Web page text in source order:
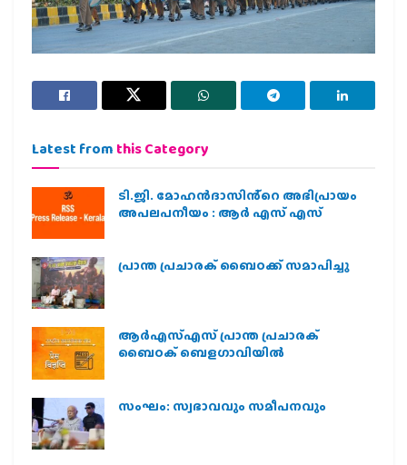
Latest from this Category
ടി.ജി. മോഹൻദാസിൻ്റെ അഭിപ്രായം
അപലപനീയം : ആർ എസ് എസ്
പ്രാന്ത പ്രചാരക് ബൈഠക്ക് സമാപിച്ചു
ആർഎസ്എസ് പ്രാന്ത പ്രചാരക്
ബൈഠക് ബെളഗാവിയിൽ
സംഘം: സ്വഭാവവും സമീപനവും